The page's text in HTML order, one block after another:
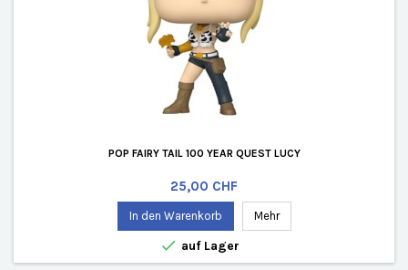
POP FAIRY TAIL 100 YEAR QUEST LUCY
Preis
25,00 CHF
In den Warenkorb Mehr
 auf Lager